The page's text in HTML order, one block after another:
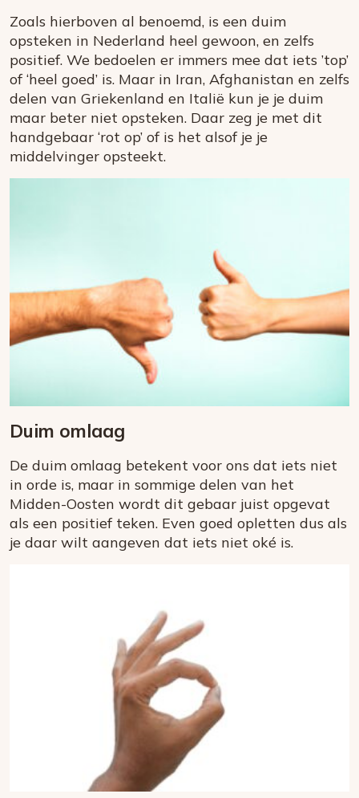
Zoals hierboven al benoemd, is een duim
opsteken in Nederland heel gewoon, en zelfs
positief. We bedoelen er immers mee dat iets ’top’
of ‘heel goed’ is. Maar in Iran, Afghanistan en zelfs
delen van Griekenland en Italië kun je je duim
maar beter niet opsteken. Daar zeg je met dit
handgebaar ‘rot op’ of is het alsof je je
middelvinger opsteekt.
Duim omlaag
De duim omlaag betekent voor ons dat iets niet
in orde is, maar in sommige delen van het
Midden-Oosten wordt dit gebaar juist opgevat
als een positief teken. Even goed opletten dus als
je daar wilt aangeven dat iets niet oké is.